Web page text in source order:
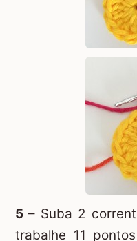
5 –Suba 2
trabalhe 11